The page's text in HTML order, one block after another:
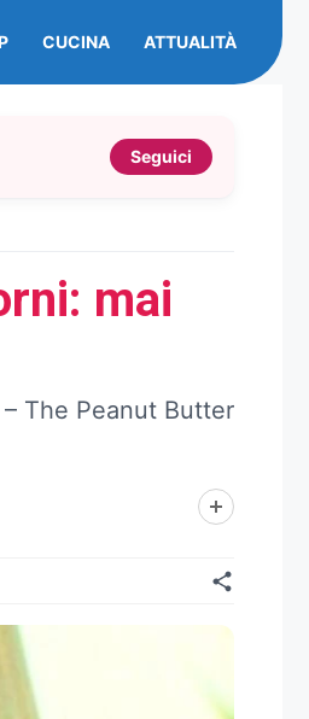
CUCINA ATTUALITÀ
Seguici
mai
The Peanut Butter